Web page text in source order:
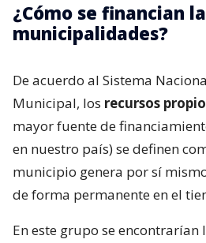
¿Cómo se financian
municipalidades?
De acuerdo al Sistema
Municipal, los recursos
mayor fuente de
en nuestro país) se definen
municipio genera por sí
de forma permanente en el
En este grupo se encontrarían